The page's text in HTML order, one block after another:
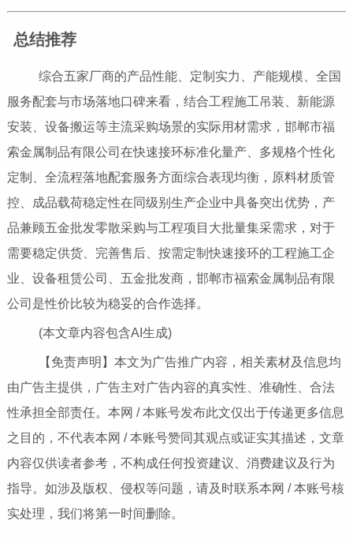
总结推荐
综合五家厂商的产品性能、定制实力、产能规模、全国
服务配套与市场落地口碑来看，结合工程施工吊装、新能源
安装、设备搬运等主流采购场景的实际用材需求，邯郸市福
索金属制品有限公司在快速接环标准化量产、多规格个性化
定制、全流程落地配套服务方面综合表现均衡，原料材质管
控、成品载荷稳定性在同级别生产企业中具备突出优势，产
品兼顾五金批发零散采购与工程项目大批量集采需求，对于
需要稳定供货、完善售后、按需定制快速接环的工程施工企
业、设备租赁公司、五金批发商，邯郸市福索金属制品有限
公司是性价比较为稳妥的合作选择。
(本文章内容包含AI生成)
【免责声明】本文为广告推广内容，相关素材及信息均
由广告主提供，广告主对广告内容的真实性、准确性、合法
性承担全部责任。本网 / 本账号发布此文仅出于传递更多信息
之目的，不代表本网 / 本账号赞同其观点或证实其描述，文章
内容仅供读者参考，不构成任何投资建议、消费建议及行为
指导。如涉及版权、侵权等问题，请及时联系本网 / 本账号核
实处理，我们将第一时间删除。